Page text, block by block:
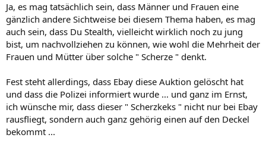
Ja, es mag tatsächlich sein, dass Männer und Frauen eine
gänzlich andere Sichtweise bei diesem Thema haben, es mag
auch sein, dass Du Stealth, vielleicht wirklich noch zu jung
bist, um nachvollziehen zu können, wie wohl die Mehrheit der
Frauen und Mütter über solche " Scherze " denkt.
Fest steht allerdings, dass Ebay diese Auktion gelöscht hat
und dass die Polizei informiert wurde ... und ganz im Ernst,
ich wünsche mir, dass dieser " Scherzkeks " nicht nur bei Ebay
rausfliegt, sondern auch ganz gehörig einen auf den Deckel
bekommt ...